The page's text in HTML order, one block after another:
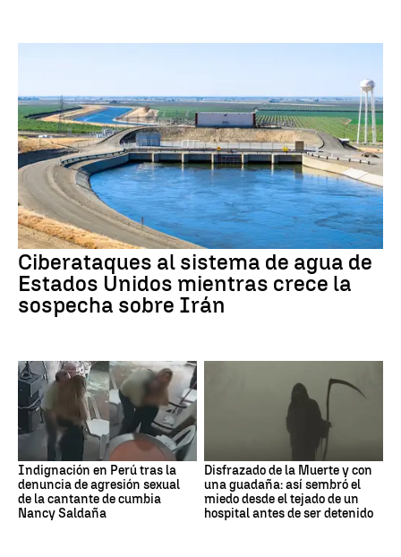
Ciberataques al sistema de agua de
Estados Unidos mientras crece la
sospecha sobre Irán
Indignación en Perú tras la
denuncia de agresión sexual
de la cantante de cumbia
Nancy Saldaña
Disfrazado de la Muerte y con
una guadaña: así sembró el
miedo desde el tejado de un
hospital antes de ser detenido